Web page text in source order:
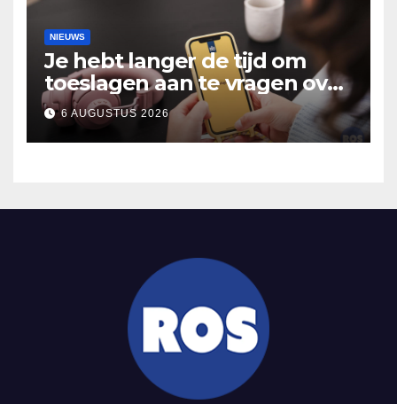
NIEUWS
Je hebt langer de tijd om
toeslagen aan te vragen over
2025
6 AUGUSTUS 2026